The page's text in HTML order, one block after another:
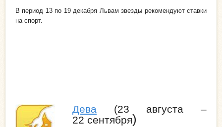
В период 13 по 19 декабря Львам звезды рекомендуют ставки
на спорт.
Дева (23 августа –
22 сентября)